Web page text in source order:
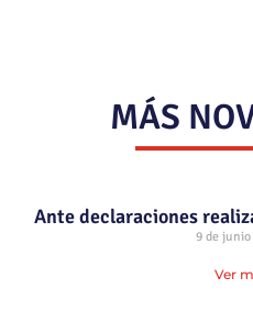
MÁS
Ante declaraciones
9 de junio
Ver